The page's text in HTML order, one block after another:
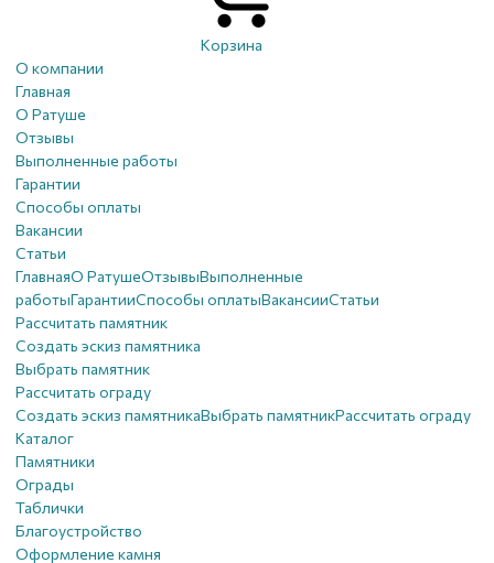
Корзина
О компании
Главная
О Ратуше
Отзывы
Выполненные работы
Гарантии
Способы оплаты
Вакансии
Статьи
ГлавнаяО РатушеОтзывыВыполненные
работыГарантииСпособы оплатыВакансииСтатьи
Рассчитать памятник
Создать эскиз памятника
Выбрать памятник
Рассчитать ограду
Создать эскиз памятникаВыбрать памятникРассчитать ограду
Каталог
Памятники
Ограды
Таблички
Благоустройствo
Оформление камня